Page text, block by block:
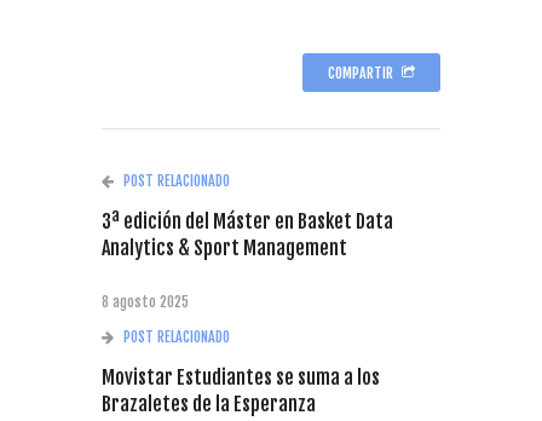
COMPARTIR
POST RELACIONADO
3ª edición del Máster en Basket Data
Analytics & Sport Management
8 agosto 2025
POST RELACIONADO
Movistar Estudiantes se suma a los
Brazaletes de la Esperanza